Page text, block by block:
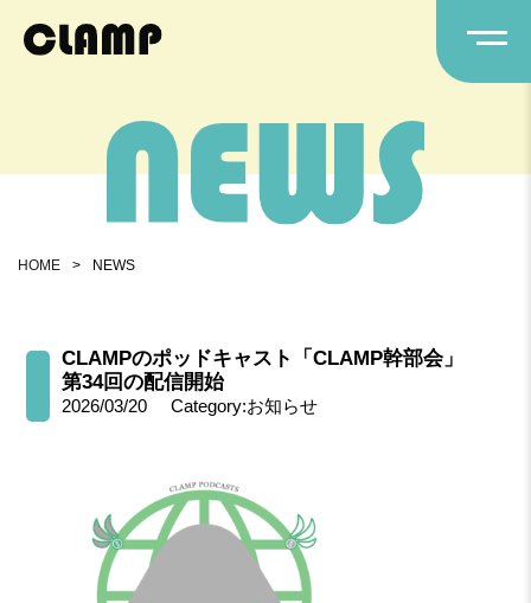
HOME > NEWS
CLAMPのポッドキャスト「CLAMP幹部会」
第34回の配信開始
2026/03/20 Category:お知らせ